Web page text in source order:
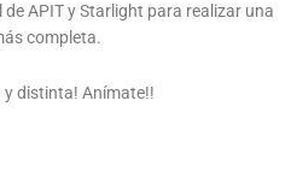
APIT y Starlight para realizar una
completa.
y distinta! Anímate!!